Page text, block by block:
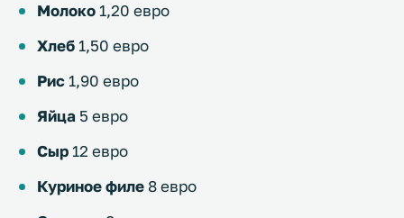
Молоко 1,20 евро
Хлеб 1,50 евро
Рис 1,90 евро
Яйца 5 евро
Сыр 12 евро
Куриное филе 8 евро